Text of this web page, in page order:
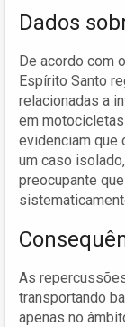
Dados
De acordo com
Espírito Santo
relacionadas a
em
evidenciam que
um caso
preocupante
As
transportando
apenas no